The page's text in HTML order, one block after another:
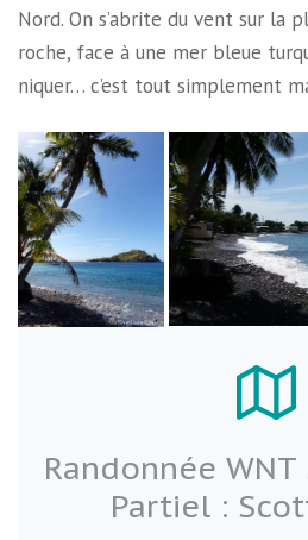
Nord. On s’abrite du vent sur la
roche, face à une mer bleue
niquer… c’est tout simplement
Randonnée
Partiel :